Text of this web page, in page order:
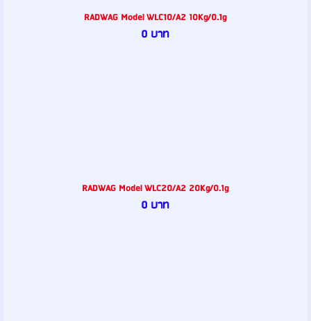
RADWAG Model WLC10/A2 10Kg/0.1g
0 บาท
RADWAG Model WLC20/A2 20Kg/0.1g
0 บาท